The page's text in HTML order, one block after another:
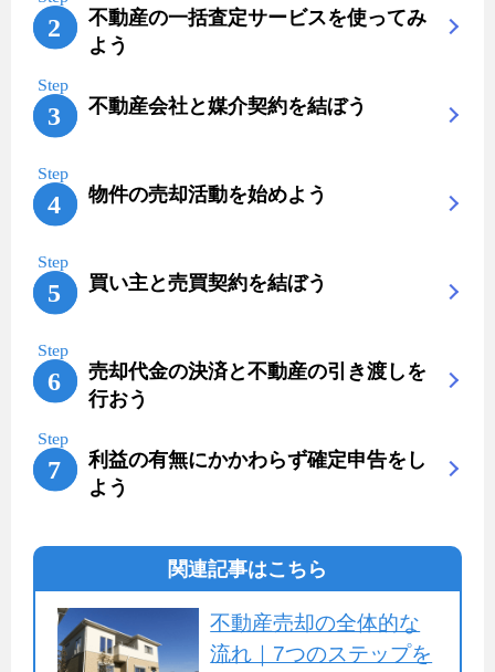
不動産の一括査定サービスを使ってみ
よう
不動産会社と媒介契約を結ぼう
物件の売却活動を始めよう
買い主と売買契約を結ぼう
売却代金の決済と不動産の引き渡しを
行おう
利益の有無にかかわらず確定申告をし
よう
関連記事はこちら
不動産売却の全体的な
流れ｜7つのステップを